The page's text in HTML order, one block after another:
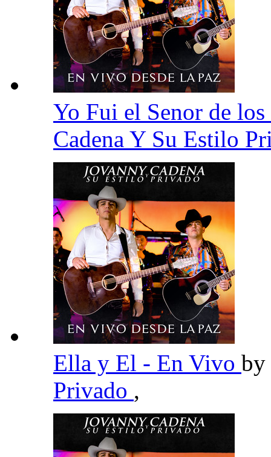
Yo Fui el Senor de
Cadena Y Su Estilo
Ella y El - En Vivo by
Privado ,